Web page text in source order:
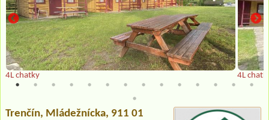
4L chatky 4L
Trenčín, Mládežnícka, 911 01